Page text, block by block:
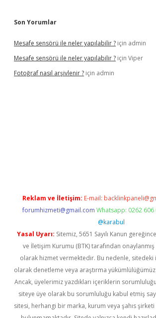
Son Yorumlar
Mesafe sensörü ile neler yapılabilir ? için admin
Mesafe sensörü ile neler yapılabilir ? için Viper
Fotoğraf nasıl arşivlenir ? için admin
Reklam ve İletişim: E-mail:
forumhizmeti@gmail.com Whatsapp: 0262 606
@karabul
Yasal Uyarı: Sitemiz, 5651 Sayılı Kanun
ve İletişim Kurumu (BTK) tarafından onaylanmış
olarak hizmet vermektedir. Bu nedenle,
olarak denetleme veya araştırma
Ancak, üyelerimiz yazdıkları içeriklerin
siteye üye olarak bu sorumluluğu kabul etmiş
sitesi, herhangi bir marka, kurum veya şahıs şirketi